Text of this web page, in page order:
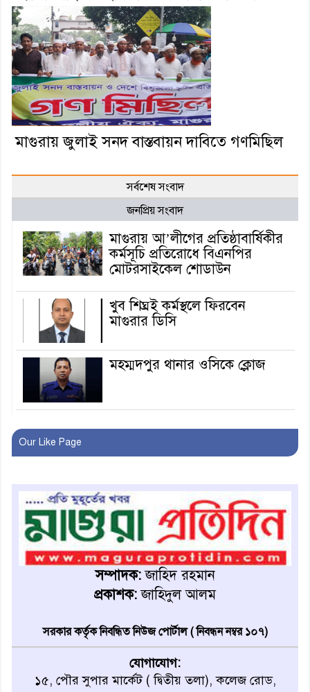
মাগুরায় জুলাই সনদ বাস্তবায়ন দাবিতে গণমিছিল
সর্বশেষ সংবাদ
জনপ্রিয় সংবাদ
মাগুরায় আ’লীগের প্রতিষ্ঠাবার্ষিকীর
কর্মসূচি প্রতিরোধে বিএনপির
মোটরসাইকেল শোডাউন
খুব শিঘ্রই কর্মস্থলে ফিরবেন
মাগুরার ডিসি
মহম্মদপুর থানার ওসিকে ক্লোজ
কোলে
শ্রীপুরে শ্লীলতাহানির অভিযোগে
বিক্ষোভ-সিসি ক্যামেরা ফুটেজ
যাচাইয়ের দাবি অভিযুক্ত শিক্ষকের
মাগুরার কথিত মাদক সম্রাট
আমিরুল গ্রেফতার
ভক্তদের বর্ণাঢ্য শোভাযাত্রা
মাগুরার ডিসি মোতাকাব্বীর
Our Like Page
সম্পাদক:জাহিদ রহমান
প্রকাশক:জাহিদুল আলম
সরকার কর্তৃক নিবন্ধিত নিউজ পোর্টাল ( নিবন্ধন নম্বর ১০৭)
যোগাযোগ:
১৫, পৌর সুপার মার্কেট ( দ্বিতীয় তলা), কলেজ রোড,